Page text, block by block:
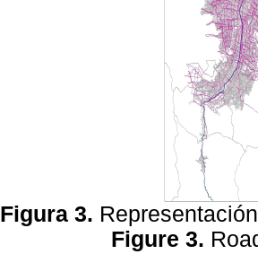
Figura 3.
Figure 3.